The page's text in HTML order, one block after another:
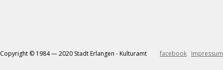
facebook Impressum
Copyright © 1984 — 2020 Stadt Erlangen - Kulturamt